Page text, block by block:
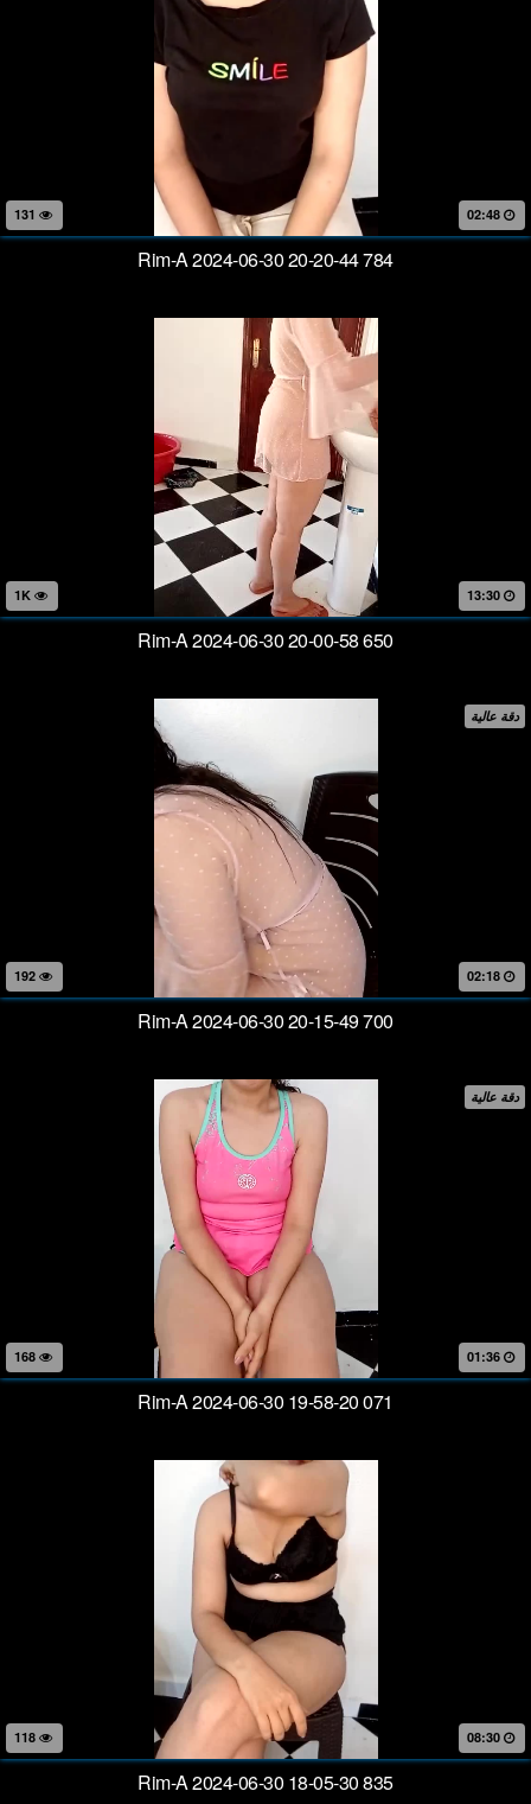
02:48
Rim-A 2024-06-30 20-20-44 784
13:30
Rim-A 2024-06-30 20-00-58 650
دقة عالية
02:18
Rim-A 2024-06-30 20-15-49 700
دقة عالية
01:36
Rim-A 2024-06-30 19-58-20 071
08:30
Rim-A 2024-06-30 18-05-30 835